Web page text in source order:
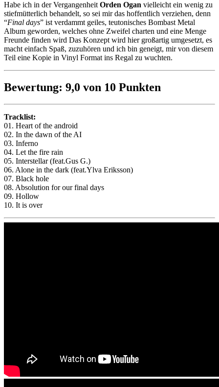
Habe ich in der Vergangenheit Orden Ogan vielleicht ein wenig zu
stiefmütterlich behandelt, so sei mir das hoffentlich verziehen, denn
“Final days” ist verdammt geiles, teutonisches Bombast Metal
Album geworden, welches ohne Zweifel charten und eine Menge
Freunde finden wird Das Konzept wird hier großartig umgesetzt, es
macht einfach Spaß, zuzuhören und ich bin geneigt, mir von diesem
Teil eine Kopie in Vinyl Format ins Regal zu wuchten.
Bewertung: 9,0 von 10 Punkten
Tracklist:
01. Heart of the android
02. In the dawn of the AI
03. Inferno
04. Let the fire rain
05. Interstellar (feat.Gus G.)
06. Alone in the dark (feat.Ylva Eriksson)
07. Black hole
08. Absolution for our final days
09. Hollow
10. It is over